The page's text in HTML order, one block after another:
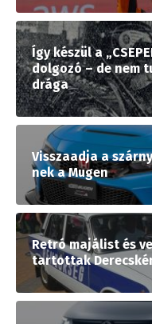
Így készül a
dolgozó – de nem
drága
Visszaadja a
nek a Mugen
Retró majálist és
tartottak